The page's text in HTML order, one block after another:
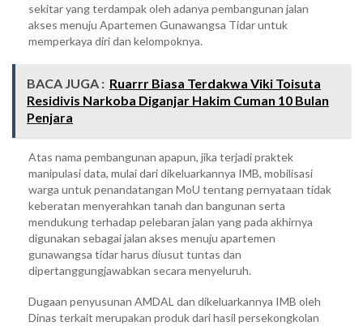
sekitar yang terdampak oleh adanya pembangunan jalan
akses menuju Apartemen Gunawangsa Tidar untuk
memperkaya diri dan kelompoknya.
BACA JUGA : Ruarrr Biasa Terdakwa Viki Toisuta
Residivis Narkoba Diganjar Hakim Cuman 10 Bulan
Penjara
Atas nama pembangunan apapun, jika terjadi praktek
manipulasi data, mulai dari dikeluarkannya IMB, mobilisasi
warga untuk penandatangan MoU tentang pernyataan tidak
keberatan menyerahkan tanah dan bangunan serta
mendukung terhadap pelebaran jalan yang pada akhirnya
digunakan sebagai jalan akses menuju apartemen
gunawangsa tidar harus diusut tuntas dan
dipertanggungjawabkan secara menyeluruh.
Dugaan penyusunan AMDAL dan dikeluarkannya IMB oleh
Dinas terkait merupakan produk dari hasil persekongkolan